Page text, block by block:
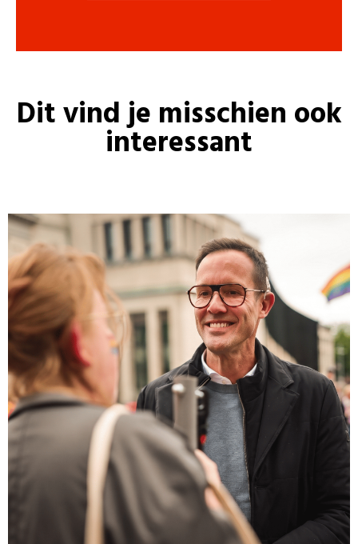
Dit vind je misschien ook
interessant